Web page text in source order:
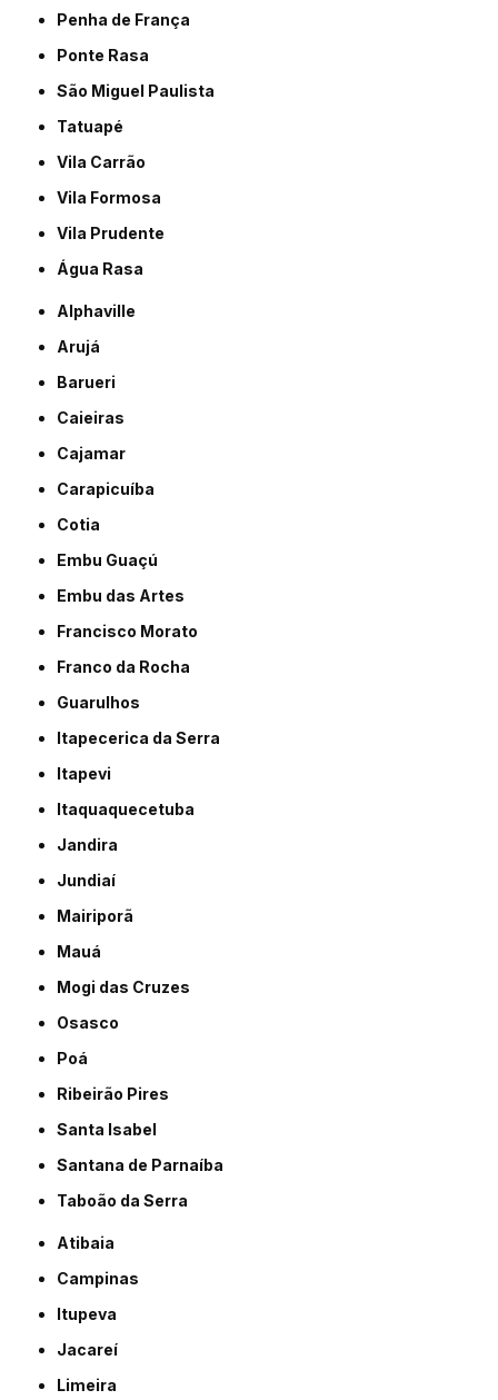
Penha de França
Ponte Rasa
São Miguel Paulista
Tatuapé
Vila Carrão
Vila Formosa
Vila Prudente
Água Rasa
Alphaville
Arujá
Barueri
Caieiras
Cajamar
Carapicuíba
Cotia
Embu Guaçú
Embu das Artes
Francisco Morato
Franco da Rocha
Guarulhos
Itapecerica da Serra
Itapevi
Itaquaquecetuba
Jandira
Jundiaí
Mairiporã
Mauá
Mogi das Cruzes
Osasco
Poá
Ribeirão Pires
Santa Isabel
Santana de Parnaíba
Taboão da Serra
Atibaia
Campinas
Itupeva
Jacareí
Limeira